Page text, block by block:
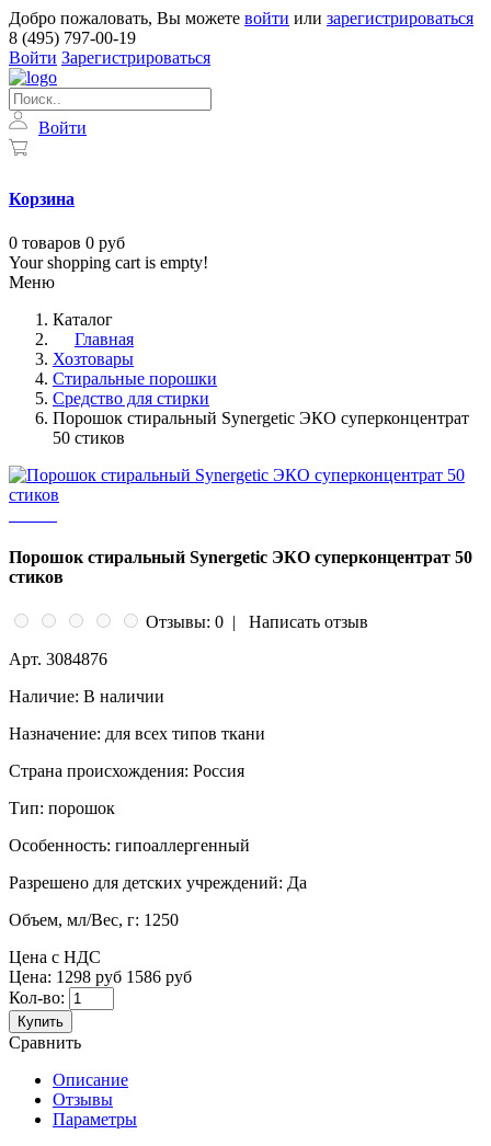
Добро пожаловать, Вы можете войти или зарегистрироваться
8 (495) 797-00-19
Войти Зарегистрироваться
Войти
Корзина
0 товаров 0 руб
Your shopping cart is empty!
Меню
Каталог
Главная
Хозтовары
Стиральные порошки
Средство для стирки
Порошок стиральный Synergetic ЭКО суперконцентрат
50 стиков
Порошок стиральный Synergetic ЭКО суперконцентрат 50
стиков
Отзывы: 0 |
Написать отзыв
Арт. 3084876
Наличие: В наличии
Назначение: для всех типов ткани
Страна происхождения: Россия
Тип: порошок
Особенность: гипоаллергенный
Разрешено для детских учреждений: Да
Объем, мл/Вес, г: 1250
Цена с НДС
Цена: 1298 руб 1586 руб
Кол-во:
Купить
Сравнить
Описание
Отзывы
Параметры